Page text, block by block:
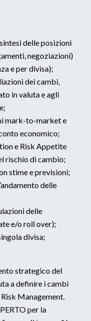
delle posizioni
negoziazioni)
e per divisa);
dei cambi,
in valuta e agli
mark-to-market e
economico;
e Risk Appetite
rischio di cambio;
stime e previsioni;
delle
delle
e/o roll over);
divisa;
strategico del
a definire i cambi
Management.
per la